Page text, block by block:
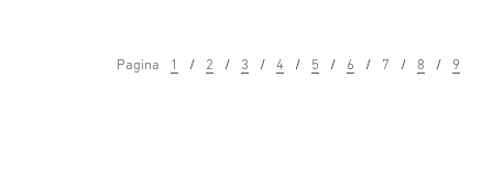
Pagina 1 2 3 4 5 6 7 8 9